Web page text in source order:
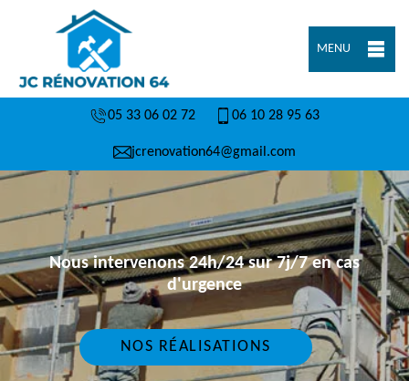
MENU
05 33 06 02 72 06 10 28 95 63
jcrenovation64@gmail.com
Nous intervenons 24h/24 sur 7j/7 en cas
d'urgence
NOS RÉALISATIONS